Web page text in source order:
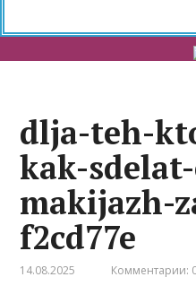
dlja-teh-
kak-
makijazh-
f2cd77e
14.08.2025 Комментарии: